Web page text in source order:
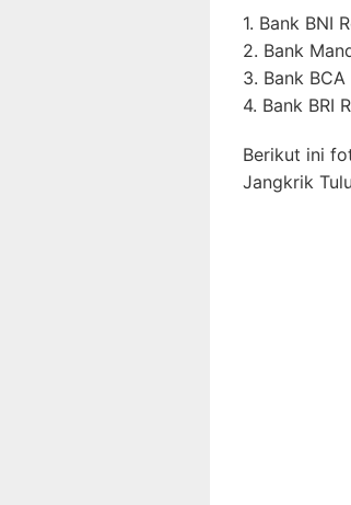
1. Bank BNI
2. Bank
3. Bank
4. Bank BRI
Berikut ini
Jangkrik